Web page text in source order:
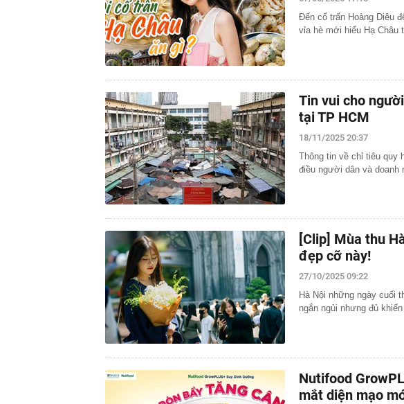
sáng: Kiểm tra 135 người
09:30
4 khoản tiền người sau tuổi 60 không
định cảm tính có thể ảnh hưởng hàng
09:30
Thái Nguyên: Nhiều dự án cầu vướng
thác
động thái mới
09:13
Cựu tiếp viên hàng không nổi tiếng
giám đốc
09:12
Thu phí cao tốc đoạn Quảng Ngãi-Nha
09:10
Vì sao nhiều người rải vỏ dưa chuột
không phải để nấu ăn
09:09
Hơn 3 năm cải tạo, tuyến kênh dài nhất
sao?
09:02
Trung tâm Đổi mới sáng tạo Quốc
Choice Awards trong hệ sinh thái đổi
09:00
Thêm quan chức Fed muốn ngân
thời gian tới
Đến cổ trấn Hoàng Diêu
vỉa hè mới hiểu Hạ Châu
Tin vui cho
tại TP HCM
18/11/2025 20:37
Thông tin về chỉ tiêu quy
điều người dân và doanh
[Clip] Mùa thu
đẹp cỡ này!
27/10/2025 09:22
Hà Nội những ngày cuối
ngắn ngủi nhưng đủ
Nutifood
mắt diện mạo